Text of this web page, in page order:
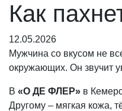
Как
12.05.2026
Мужчина со вкусом не
окружающих. Он звучит
В «О ДЕ ФЛЕР» в
Другому – мягкая кожа,